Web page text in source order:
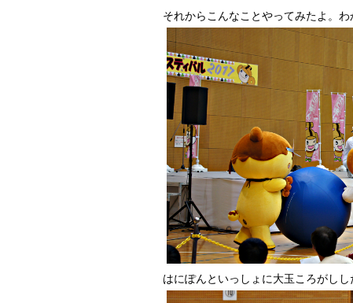
それからこんなことやってみたよ。わ
はにぽんといっしょに大玉ころがしし